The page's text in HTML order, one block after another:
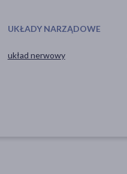
UKŁADY NARZĄDOWE
układ nerwowy